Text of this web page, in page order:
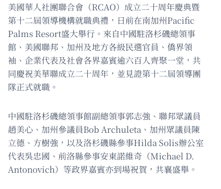
美國華人社團聯合會（RCAO）成立二十周年慶典暨
第十二屆領導機構就職典禮，日前在南加州Pacific
Palms Resort盛大舉行。來自中國駐洛杉磯總領事
館、美國聯邦、加州及地方各級民選官員、僑界領
袖、企業代表及社會各界嘉賓逾六百人齊聚一堂，共
同慶祝美華聯成立二十周年，並見證第十二屆領導團
隊正式就職。
中國駐洛杉磯總領事館副總領事郭志強、聯邦眾議員
趙美心、加州參議員Bob Archuleta、加州眾議員陳
立德、方樹強，以及洛杉磯縣參事Hilda Solis辦公室
代表吳忠國、前洛縣參事安東諾維奇（Michael D.
Antonovich）等政界嘉賓亦到場祝賀，共襄盛舉。